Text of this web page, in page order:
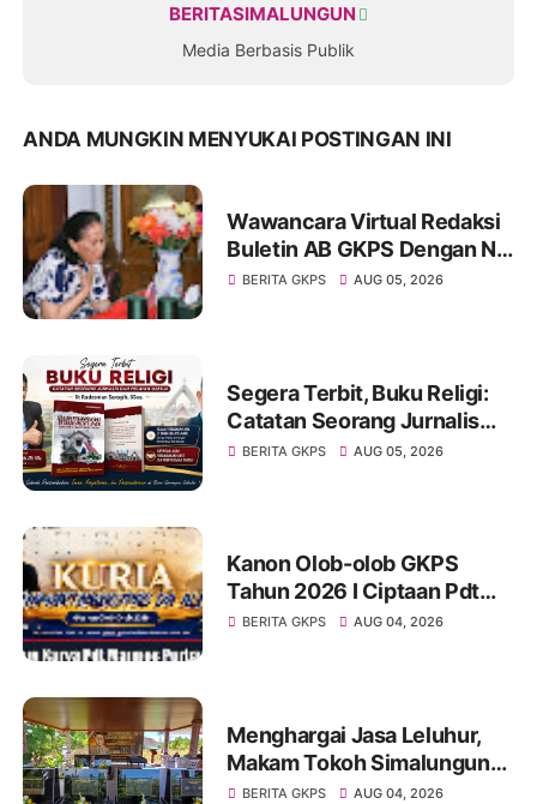
BERITASIMALUNGUN
Media Berbasis Publik
ANDA MUNGKIN MENYUKAI POSTINGAN INI
Wawancara Virtual Redaksi
Buletin AB GKPS Dengan Ny
St RK Purba Pakpak Boru
BERITA GKPS AUG 05, 2026
Segera Terbit, Buku Religi:
Catatan Seorang Jurnalis
dan Pelayan Gereja : St
BERITA GKPS AUG 05, 2026
Kanon Olob-olob GKPS
Tahun 2026 I Ciptaan Pdt
Mannes Purba I Kuria
BERITA GKPS AUG 04, 2026
Menghargai Jasa Leluhur,
Makam Tokoh Simalungun
dr. Djasamen Saragih Resmi
BERITA GKPS AUG 04, 2026